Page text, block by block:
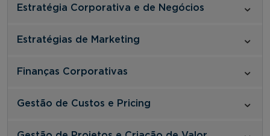
Estratégia Corporativa e de Negócios
Estratégias de Marketing
Finanças Corporativas
Gestão de Custos e Pricing